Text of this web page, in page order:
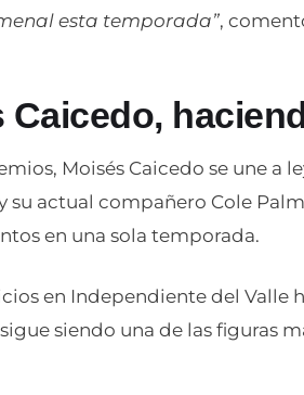
esta temporada”,
Caicedo,
Moisés Caicedo se une a
su actual compañero Cole
en una sola temporada.
en Independiente del Valle
sigue siendo una de las